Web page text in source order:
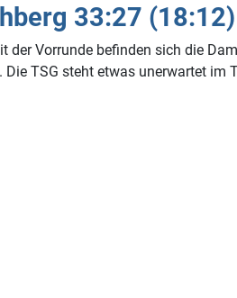
33:27 (18:12)
der Vorrunde befinden sich die
TSG steht etwas unerwartet